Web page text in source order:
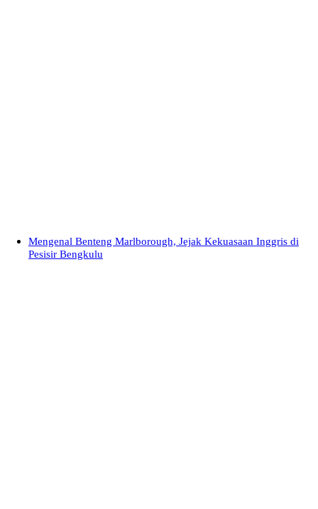
Mengenal Benteng Marlborough, Jejak Kekuasaan Inggris di
Pesisir Bengkulu